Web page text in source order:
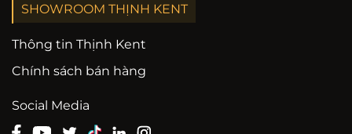
SHOWROOM THỊNH KENT
Thông tin Thịnh Kent
Chính sách bán hàng
Social Media